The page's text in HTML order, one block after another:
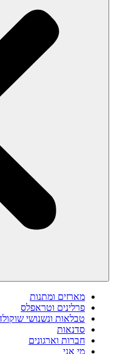
מארזים ומתנות
פרלינים וטראפלס
טבלאות ונשנושי
סדנאות
חברות וארגונים
מי אני